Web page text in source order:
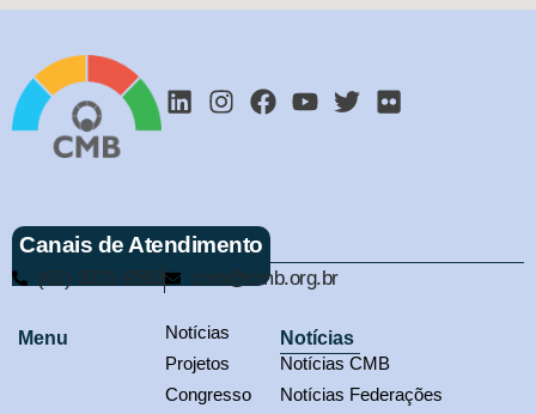
Canais de Atendimento
(61) 3321-9563 cmb@cmb.org.br
Menu
Notícias
Projetos
Congresso
Notícias
Notícias CMB
Notícias Federações